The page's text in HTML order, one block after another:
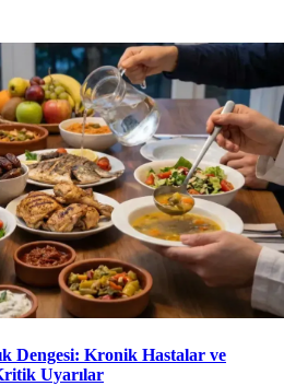
Dengesi: Kronik Hastalar ve
Uyarılar